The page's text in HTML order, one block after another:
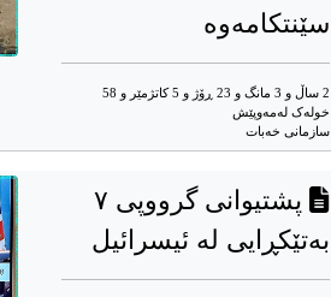
سێنتکامەوە
2 ساڵ و 3 مانگ و 23 ڕۆژ و 5 کاتژمێر و 58
خوله‌ک له‌مه‌وپێش‌
سازمانی خەبات
پشتیوانی گرووپی ۷
بەتێكڕایی لە ئیسرائیل